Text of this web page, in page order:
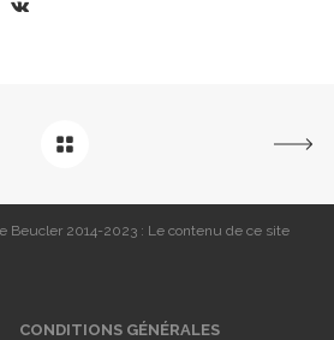
Beucler 2014-2023 : Le contenu de ce site
CONDITIONS GÉNÉRALES